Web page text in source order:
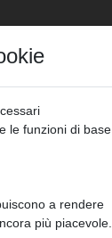
Pettini REMS> Pettini
le funzioni di base
a rendere
più piacevole.